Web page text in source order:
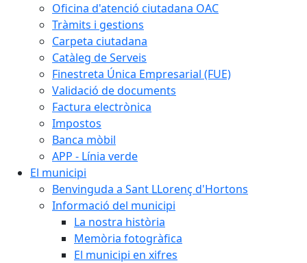
Oficina d'atenció ciutadana OAC
Tràmits i gestions
Carpeta ciutadana
Catàleg de Serveis
Finestreta Única Empresarial (FUE)
Validació de documents
Factura electrònica
Impostos
Banca mòbil
APP - Línia verde
El municipi
Benvinguda a Sant LLorenç d'Hortons
Informació del municipi
La nostra història
Memòria fotogràfica
El municipi en xifres